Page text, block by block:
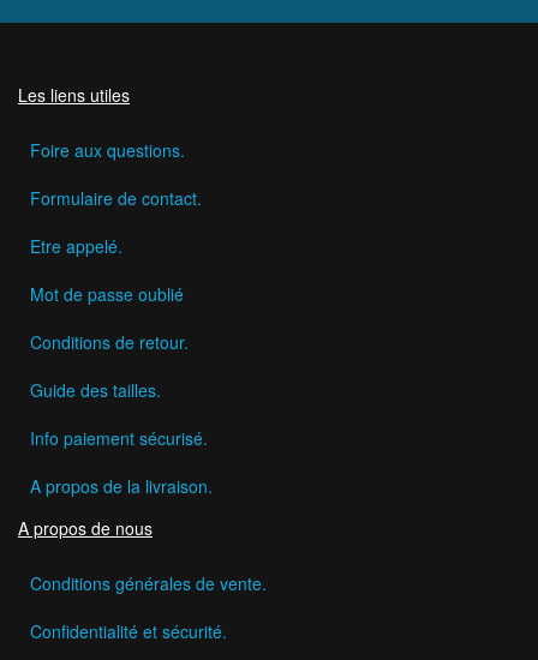
Les liens utiles
Foire aux questions.
Formulaire de contact.
Etre appelé.
Mot de passe oublié
Conditions de retour.
Guide des tailles.
Info paiement sécurisé.
A propos de la livraison.
A propos de nous
Conditions générales de vente.
Confidentialité et sécurité.